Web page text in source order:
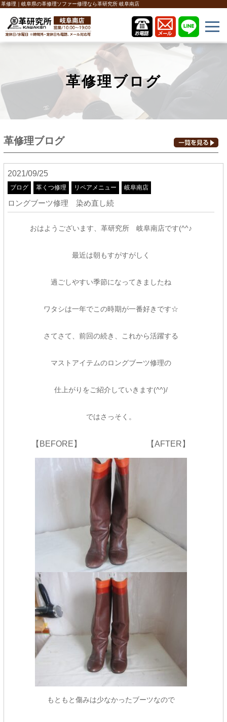
革修理｜岐阜県の革修理ソファー修理なら革研究所 岐阜南店
革修理ブログ
革修理ブログ
2021/09/25
ブログ 革くつ修理 リペアメニュー 岐阜南店
ロングブーツ修理 染め直し続
おはようございます、革研究所 岐阜南店です(^^♪
最近は朝もすがすがしく
過ごしやすい季節になってきましたね
ワタシは一年でこの時期が一番好きです☆
さてさて、前回の続き、これから活躍する
マストアイテムのロングブーツ修理の
仕上がりをご紹介していきます(^^)/
ではさっそく。
【BEFORE】 【AFTER】
もともと傷みは少なかったブーツなので